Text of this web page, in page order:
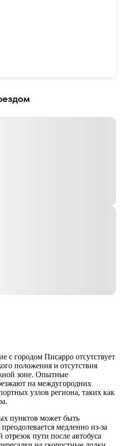
с городом Писарро отсутствует
положения и отсутствия
зоне. Опытные
на междугородних
узлов региона, таких как
пунктов может быть
преодолевается медленно из-за
пути после автобуса